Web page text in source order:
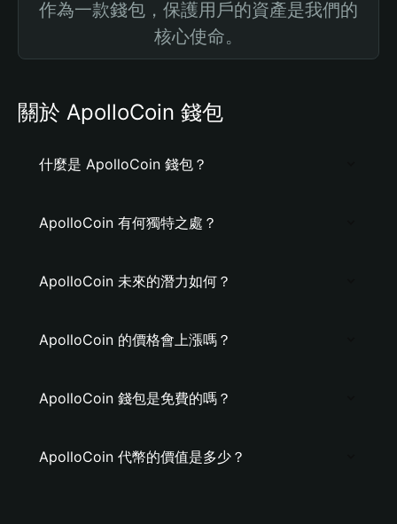
作為一款錢包，保護用戶的資產是我們的
核心使命。
關於 ApolloCoin 錢包
什麼是 ApolloCoin 錢包？
ApolloCoin 有何獨特之處？
ApolloCoin 未來的潛力如何？
ApolloCoin 的價格會上漲嗎？
ApolloCoin 錢包是免費的嗎？
ApolloCoin 代幣的價值是多少？